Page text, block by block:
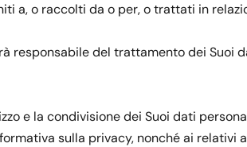
a, o raccolti da o per, o trattati in
responsabile del trattamento dei
e la condivisione dei Suoi dati
sulla privacy, nonché ai relativi